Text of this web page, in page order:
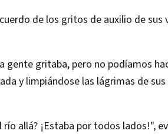
de los gritos de auxilio de sus
gente gritaba, pero no podíamos
y limpiándose las lágrimas de
allá? ¡Estaba por todos lados!",